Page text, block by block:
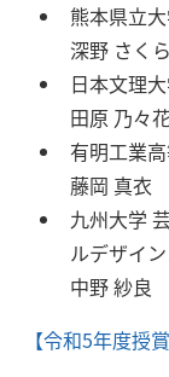
熊本県立
深野 さくら
日本文理
田原 乃々
有明工業
藤岡 真衣
九州大学
ルデザイ
中野 紗良
【令和5年度授賞